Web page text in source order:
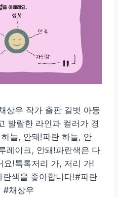
상우 작가 출판 길벗 아동
발랄한 라인과 컬러가 경
늘, 안돼!파란 하늘, 안
레이크, 안돼!파란색은 다
요!톡톡저리 가, 저리 가!
색을 좋아합니다!#파란
#채상우